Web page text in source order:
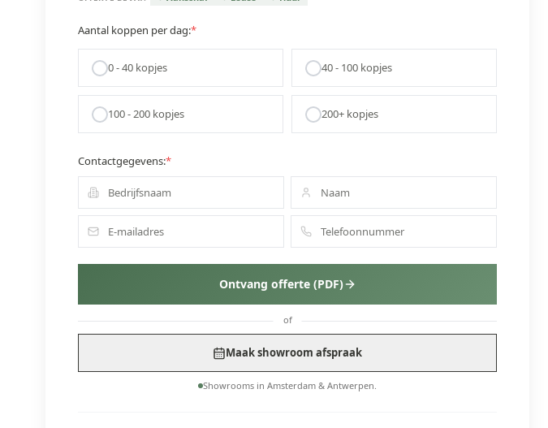
Aantal koppen per dag:*
0 - 40 kopjes 40 - 100 kopjes
100 - 200 kopjes 200+ kopjes
Contactgegevens:*
Ontvang offerte (PDF)
of
Maak showroom afspraak
Showrooms in Amsterdam & Antwerpen.